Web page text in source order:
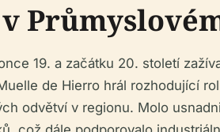
19. a začátku 20. století
de Hierro hrál rozhodující
odvětví v regionu. Molo